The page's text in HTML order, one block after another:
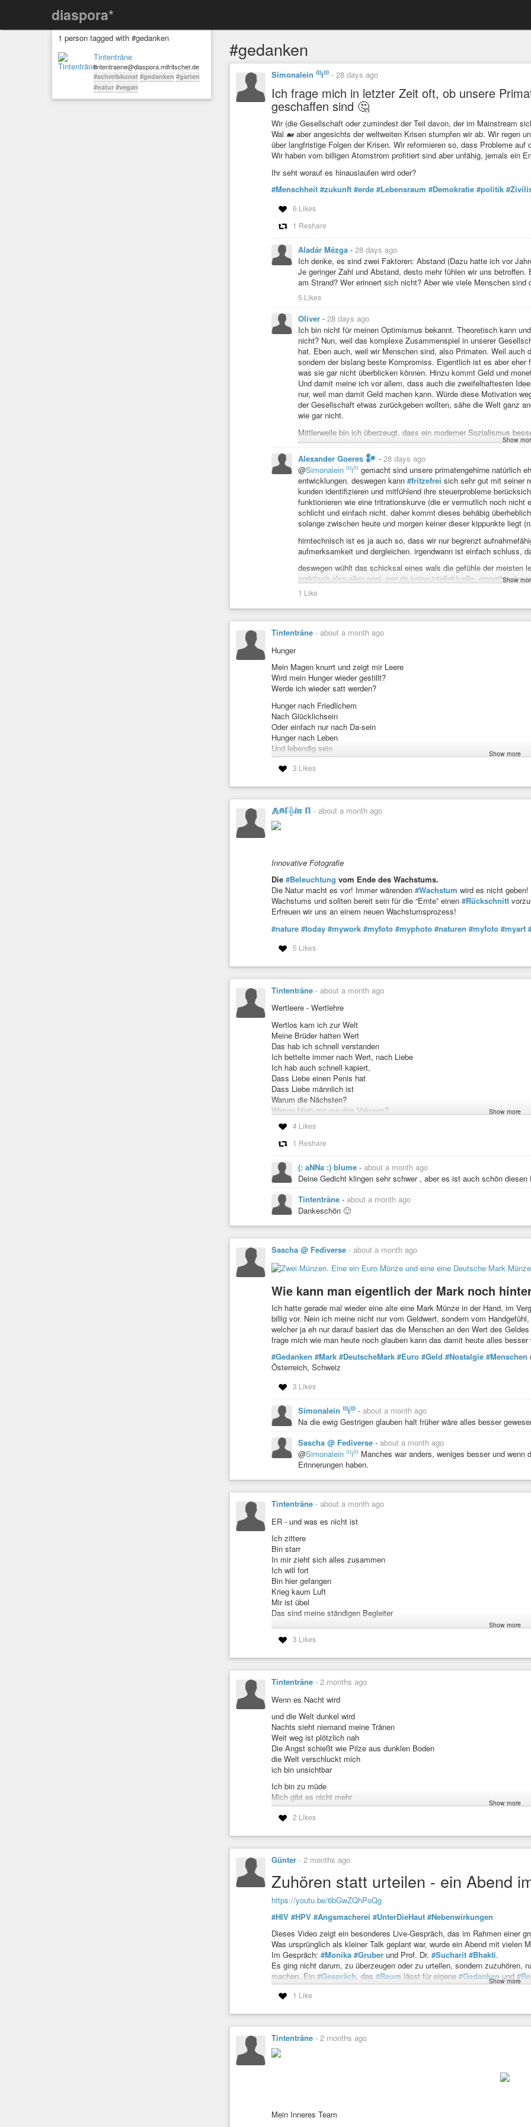
diaspora*
1 person tagged with #gedanken
Tintenträne
tintentraene@diaspora.mifritscher.de
#schreibkunst #gedanken #garten
#natur #vegan
#gedanken
Simonalein ⁽⁽⁽i⁾⁾⁾ - 28 days ago
Ich frage mich in letzter Zeit oft, ob unsere
geschaffen sind 🤔
Wir (die Gesellschaft oder zumindest der Teil davon, der im Mainstream
Wal 🐋 aber angesichts der weltweiten Krisen stumpfen wir ab. Wir regen
über langfristige Folgen der Krisen. Wir reformieren so, dass Probleme
Wir haben vom billigen Atomstrom profitiert sind aber unfähig, jemals ein
Ihr seht worauf es hinauslaufen wird oder?
#Menschheit #zukunft #erde #Lebensraum #Demokratie #politik
6 Likes
1 Reshare
Aladár Mézga - 28 days ago
Ich denke, es sind zwei Faktoren: Abstand (Dazu hatte ich vor
Je geringer Zahl und Abstand, desto mehr fühlen wir uns
am Strand? Wer erinnert sich nicht? Aber wie viele Menschen
5 Likes
Oliver - 28 days ago
Ich bin nicht für meinen Optimismus bekannt. Theoretisch kann
nicht? Nun, weil das komplexe Zusammenspiel in unserer
hat. Eben auch, weil wir Menschen sind, also Primaten. Weil
sondern der bislang beste Kompromiss. Eigentlich ist es aber
was sie gar nicht überblicken können. Hinzu kommt Geld und
Und damit meine ich vor allem, dass auch die zweifelhaftesten
nur, weil man damit Geld machen kann. Würde diese Motivation
der Gesellschaft etwas zurückgeben wollten, sähe die Welt ganz
wie gar nicht.
Mittlerweile bin ich überzeugt, dass ein moderner Sozialismus
Gemeinwohl-Ökonomie. Demokratie wird im Grunde
hat und verarbeiten kann, darunter auch “alternative Fakten” und
die er nicht hat. Und der Wähler entscheidet nach dem eigenen
sind, als andere. Hinzu kommt auch noch eine Sozialdynamik.
Was macht man in anderen Systemen, wenn es nicht so läuft, wie
Allein schon die Ewigkeitsklausel im Grundgesetz verhindert, dass
eine gigantische Bewegung, die es noch lange nicht gibt. Und
Zweidrittelmehrheit.
Alles Fiktion, reine Utopie. Realistisch ist: Die Menschheit muss
besteht eine realistische Chance auf Veränderungen. Siehe auch
ist, dass der “heilende Schock” und das “Tal der Tränen” bei
Regierung auch daher falsch ist. Wobei ich zugeben muss, dass
nicht alles aufsaugen. Es gibt noch Quellen eines Soziologen
https://www.integratedconsulting.at/insights/allzu-menschliche-
https://www.publikationen-bundesregierung.de/resource/blob/
Show
Alexander Goeres 𒀯 - 28 days ago
@Simonalein ⁽⁽⁽i⁾⁾⁾ gemacht sind unsere primatengehirne natürlich
entwicklungen. deswegen kann #fritzefrei sich sehr gut mit seiner
kunden identifizieren und mitfühlend ihre steuerprobleme
funktionieren wie eine tritrationskurve (die er vermutlich noch
schlicht und einfach nicht. daher kommt dieses behäbig
solange zwischen heute und morgen keiner dieser kippunkte liegt
hirntechnisch ist es ja auch so, dass wir nur begrenzt
aufmerksamkeit und dergleichen. irgendwann ist einfach schluss,
deswegen wühlt das schicksal eines wals die gefühle der meisten
praktisch also allen egal. wer da keine intellektuelle, empathische
beim zweiten wal wg überforderung auf …
und nuklearindustrie … da fange ich besser gar nicht erst an … :-)
Show
1 Like
Tintenträne - about a month ago
Hunger
Mein Magen knurrt und zeigt mir Leere
Wird mein Hunger wieder gestillt?
Werde ich wieder satt werden?
Hunger nach Friedlichem
Nach Glücklichsein
Oder einfach nur nach Da-sein
Hunger nach Leben
Und lebendig sein
Hunger nach Werten sowieso
Essen bleibt mir im Hals stecken
Muss zuviel schlucken
Schlucke zu Viel
Empfinde keine Freude
Alles ist zum kotzen, ist beschissen
Hunger sollte unmöglich sein
Essen mit Freude ist unmöglich
Mit Freunden sowieso
Essen ist Nervenanspannung
Essen zubereiten ist Stress pur
Ist durch die Hölle gehen
Essen sollte Liebe sein, Fürsorge
Es bleibt der Hunger
Geht er wieder?
#schreibkunst #gedanken #lyrik
Show more
3 Likes
⨇⋒ℾ╬ⅈℼ ℿ - about a month ago
Innovative Fotografie
Die #Beleuchtung vom Ende des Wachstums.
Die Natur macht es vor! Immer wärenden #Wachstum wird es nicht
Wachstums und sollten bereit sein für die “Ernte” einen #Rückschnitt
Erfreuen wir uns an einem neuen Wachstumsprozess!
#nature #today #mywork #myfoto #myphoto #naturen #myfoto #myart
5 Likes
Tintenträne - about a month ago
Wertleere - Wertlehre
Wertlos kam ich zur Welt
Meine Brüder hatten Wert
Das hab ich schnell verstanden
Ich bettelte immer nach Wert, nach Liebe
Ich hab auch schnell kapiert,
Dass Liebe einen Penis hat
Dass Liebe männlich ist
Warum die Nächsten?
Warum blieb mir nur das Vakuum?
Also besorgte ich mir Werte
Ich hatte keinen Wert
Keine Werte
Wertleer
Verwechselte Sex mit Liebe
Liebe hat ja einen Penis
Und Penis hat Wert
Diese wertelose Leere sollte verschwinden
Doch sie blieb
Mit jedem mal
Diese Leere blieb
Berauschen half nicht
Ich ertrank in Leere
Wer nahm mir meinen Wert?
Wo ist er?
Mein Vakuum droht mich zu zerreiẞen
Ich bin soviel mehr als Sex
Ich bin es Wert
Werte kommen nicht von außen
Aber wenn kein Wert da ist
Ist es schwer einen zu finden
Es ist verborgen, innen drin
Nicht vorhandenes zu suchen
Und zu finden
Der Weg lohnt sich
Wert ist da
In jedem
Jeder ist Wertvoll
#schreibkunst #gedanken #lyrik #narzissmus #kindheit #erziehung
Show more
4 Likes
1 Reshare
(: aNNa :) blume - about a month ago
Deine Gedicht klingen sehr schwer , aber es ist auch schön
Tintenträne - about a month ago
Dankeschön 🙂
Sascha @ Fediverse - about a month ago
Wie kann man eigentlich der Mark noch
Ich hatte gerade mal wieder eine alte eine Mark Münze in der Hand, im
billig vor. Nein ich meine nicht nur vom Geldwert, sondern vom
welcher ja eh nur darauf basiert das die Menschen an den Wert des
frage mich wie man heute noch glauben kann das damit heute alles besser
#Gedanken #Mark #DeutscheMark #Euro #Geld #Nostalgie #Menschen
Österreich, Schweiz
3 Likes
Simonalein ⁽⁽⁽i⁾⁾⁾ - about a month ago
Na die ewig Gestrigen glauben halt früher wäre alles besser
Sascha @ Fediverse - about a month ago
@Simonalein ⁽⁽⁽i⁾⁾⁾ Manches war anders, weniges besser und wenn
Erinnerungen haben.
Tintenträne - about a month ago
ER - und was es nicht ist
Ich zittere
Bin starr
In mir zieht sich alles zusammen
Ich will fort
Bin hier gefangen
Krieg kaum Luft
Mir ist übel
Das sind meine ständigen Begleiter
Kam er nach Hause oder ich?
Hab ich gekocht?
Dauerte es länger?
Oder hab ich was getan?
Mir wird kalt
Es ist täglich da
Es ist selbst bei einfachen Aufgaben dabei
Es sitzt neben mir und bewertet
Ob ich gut genug bin
Und kriecht wie kalter Wind unter meine Haut
Er nimmt mir meine Gedanken
Liest mein Tagebuch für mich
Und drängt mich mit eisiger Brutalität aus meinem Leben
Aus mir selbst heraus
Ich will Freiheit, Sicherheit, Freude am Leben
Mut, mich der Situation zu stellen
Zuversicht und offene Türen
Entscheidungen alleine treffen
Wärme und Sonnenschein
Spüren und frei atmen
Tief Luft holen
Fängt mit Freiheit an
Das Leben beginnt
#schreibkunst #gedanken #lyrik #narzissmus #narzistischeBeziehung
Show more
3 Likes
Tintenträne - 2 months ago
Wenn es Nacht wird
​und die Welt dunkel wird
Nachts sieht niemand meine Tränen
Weit weg ist plötzlich nah
Die Angst schießt wie Pilze aus dunklen Boden
die Welt verschluckt mich
ich bin unsichtbar
​Ich bin zu müde
Mich gibt es nicht mehr
Ich funktioniere noch gut
ich bin vernichtet
und der bin ich nicht
Ich lebe nicht mehr
Meine Welt war bunt und fröhlich
wo sind denn die Farben hin?
Was ist das Gegenteil von fröhlich?
​Lebt die Andere im Spiegel nun mein Leben?
​Ich bin leer
​Angst steckt tief in mir,
in allen meinen Knochen
lebt unter meiner Haut
Angst kriecht in mich hinein
​Sie hält mich fest
lässt mich verstummen
in der Nacht
#schreibkunst
Show more
2 Likes
Günter - 2 months ago
Zuhören statt urteilen - ein Abend
https://youtu.be/6bGwZQhPoQg
#HIV #HPV #Angsmacherei #UnterDieHaut #Nebenwirkungen
Dieses Video zeigt ein besonderes Live-Gespräch, das im Rahmen einer
Was ursprünglich als kleiner Talk geplant war, wurde ein Abend mit vielen
Im Gespräch: #Monika #Gruber und Prof. Dr. #Sucharit #Bhakti.
Es ging nicht darum, zu überzeugen oder zu urteilen, sondern zuzuhören,
machen. Ein #Gespräch, das #Raum lässt für eigene #Gedanken und
Danke an alle, die an diesem Abend dabei waren und diesen#Austausch
Eure Petra#Führich
#MonikaGruberund Prof. Dr.#SucharitBhakti.
#Corna #Covid #LügenMitStatistiken
Show more
1 Like
Tintenträne - 2 months ago
Mein Inneres Team